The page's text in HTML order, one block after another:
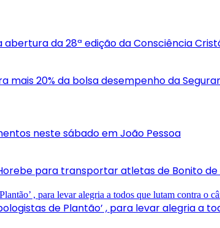
da 28ª edição da Consciência
20% da bolsa desempenho da
neste sábado em João Pessoa
para transportar atletas de Bonito de
de Plantão’ , para levar alegria a